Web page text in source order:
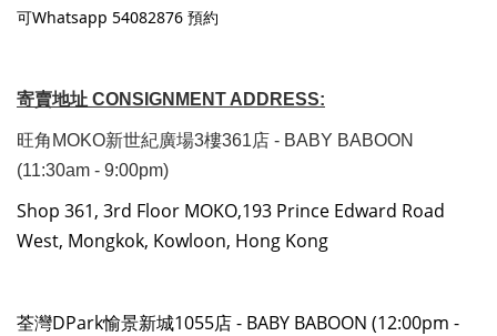
可Whatsapp 54082876 預約
寄賣地址 CONSIGNMENT ADDRESS:
旺角MOKO新世紀廣場3樓361店 - BABY BABOON
(11:30am - 9:00pm)
Shop 361, 3rd Floor MOKO,193 Prince Edward Road
West, Mongkok, Kowloon, Hong Kong
荃灣DPark愉景新城1055店 - BABY BABOON (12:00pm -